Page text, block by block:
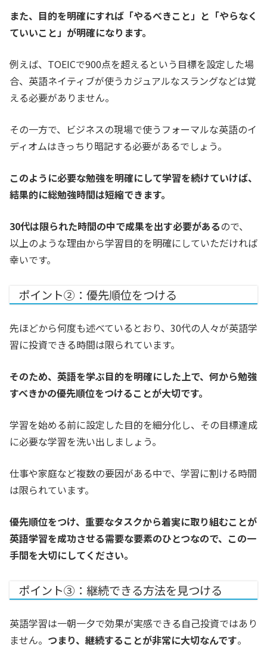
また、目的を明確にすれば「やるべきこと」と「やらなく
ていいこと」が明確になります。
例えば、TOEICで900点を超えるという目標を設定した場
合、英語ネイティブが使うカジュアルなスラングなどは覚
える必要がありません。
その一方で、ビジネスの現場で使うフォーマルな英語のイ
ディオムはきっちり暗記する必要があるでしょう。
このように必要な勉強を明確にして学習を続けていけば、
結果的に総勉強時間は短縮できます。
30代は限られた時間の中で成果を出す必要があるので、
以上のような理由から学習目的を明確にしていただければ
幸いです。
ポイント②：優先順位をつける
先ほどから何度も述べているとおり、30代の人々が英語学
習に投資できる時間は限られています。
そのため、英語を学ぶ目的を明確にした上で、何から勉強
すべきかの優先順位をつけることが大切です。
学習を始める前に設定した目的を細分化し、その目標達成
に必要な学習を洗い出しましょう。
仕事や家庭など複数の要因がある中で、学習に割ける時間
は限られています。
優先順位をつけ、重要なタスクから着実に取り組むことが
英語学習を成功させる需要な要素のひとつなので、この一
手間を大切にしてください。
ポイント③：継続できる方法を見つける
英語学習は一朝一夕で効果が実感できる自己投資ではあり
ません。 つまり、継続することが非常に大切なんです。